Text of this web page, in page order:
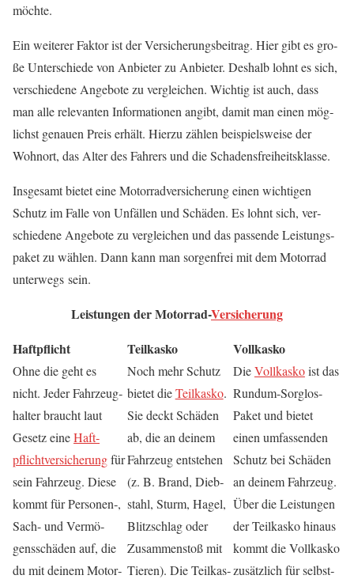
möchte.
Ein wei­te­rer Fak­tor ist der Ver­si­che­rungs­bei­trag. Hier gibt es gro­
ße Unter­schie­de von Anbie­ter zu Anbie­ter. Des­halb lohnt es sich,
ver­schie­de­ne Ange­bo­te zu ver­glei­chen. Wich­tig ist auch, dass
man alle rele­van­ten Infor­ma­tio­nen angibt, damit man einen mög­
lichst genau­en Preis erhält. Hier­zu zäh­len bei­spiels­wei­se der
Wohn­ort, das Alter des Fah­rers und die Schadensfreiheitsklasse.
Ins­ge­samt bie­tet eine Motor­rad­ver­si­che­rung einen wich­ti­gen
Schutz im Fal­le von Unfäl­len und Schä­den. Es lohnt sich, ver­
schie­de­ne Ange­bo­te zu ver­glei­chen und das pas­sen­de Leis­tungs­
pa­ket zu wäh­len. Dann kann man sor­gen­frei mit dem Motor­rad
unter­wegs sein.
Leis­tun­gen der Motor­rad-Ver­si­che­rung
Haft­pflicht
Ohne die geht es
nicht. Jeder Fahr­zeug­
hal­ter braucht laut
Gesetz eineHaft­
pflicht­ver­si­che­rungfür
sein Fahr­zeug. Die­se
kommt für Personen‑,
Sach- und Ver­mö­
gens­schä­den auf, die
du mit dei­nem Motor­
Teil­kas­ko
Noch mehr Schutz
bie­tet dieTeil­kas­ko.
Sie deckt Schä­den
ab, die an dei­nem
Fahr­zeug ent­ste­hen
(z. B. Brand, Dieb­
stahl, Sturm, Hagel,
Blitz­schlag oder
Zusam­men­stoß mit
Tie­ren). Die Teil­kas­
Voll­kas­ko
DieVoll­kas­koist das
Rund­um-Sorg­los-
Paket und bie­tet
einen umfas­sen­den
Schutz bei Schä­den
an dei­nem Fahr­zeug.
Über die Leis­tun­gen
der Teil­kas­ko hin­aus
kommt die Voll­kas­ko
zusätz­lich für selbst­